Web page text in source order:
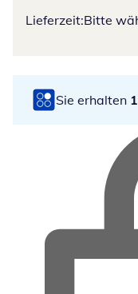
Lieferzeit:Bitte
Sie erhalten